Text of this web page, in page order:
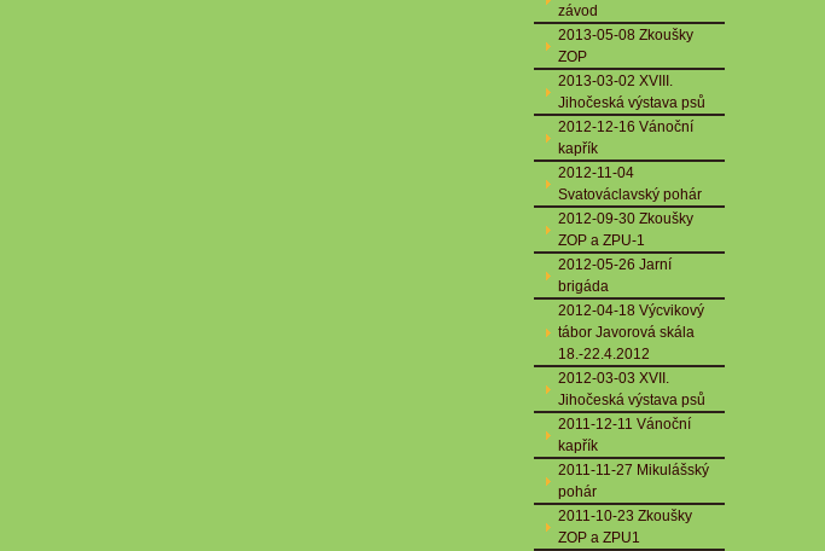
závod
2013-05-08 Zkoušky
ZOP
2013-03-02 XVIII.
Jihočeská výstava psů
2012-12-16 Vánoční
kapřík
2012-11-04
Svatováclavský pohár
2012-09-30 Zkoušky
ZOP a ZPU-1
2012-05-26 Jarní
brigáda
2012-04-18 Výcvikový
tábor Javorová skála
18.-22.4.2012
2012-03-03 XVII.
Jihočeská výstava psů
2011-12-11 Vánoční
kapřík
2011-11-27 Mikulášský
pohár
2011-10-23 Zkoušky
ZOP a ZPU1